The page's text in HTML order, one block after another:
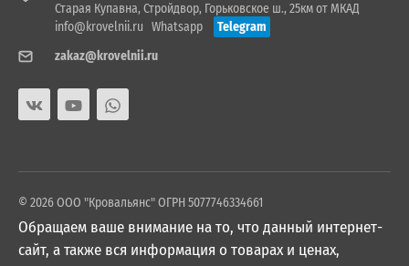
Старая Купавна, Стройдвор, Горьковское ш., 25км от МКАД
info@krovelnii.ru Whatsapp
Telegram
zakaz@krovelnii.ru
© 2026 ООО "Кровальянс" ОГРН 5077746334661
Обращаем ваше внимание на то, что данный интернет-
сайт, а также вся информация о товарах и ценах,